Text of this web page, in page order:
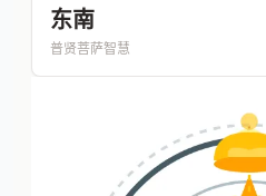
东南
普贤菩萨智慧